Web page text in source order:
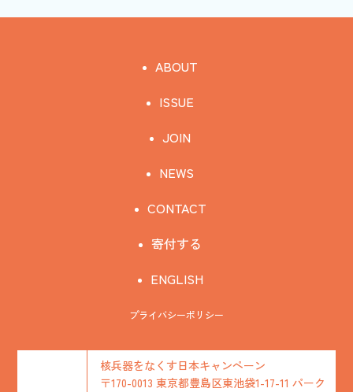
ABOUT
ISSUE
JOIN
NEWS
CONTACT
寄付する
ENGLISH
プライバシーポリシー
核兵器をなくす日本キャンペーン
〒170-0013 東京都豊島区東池袋1-17-11 パーク